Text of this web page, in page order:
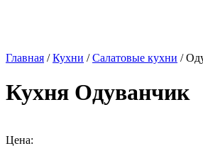
Главная /Кухни /Салатовые кухни /
Кухня Одуванчик
Цена: